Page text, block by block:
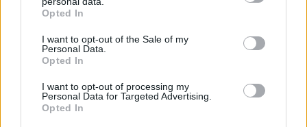
grant or deny consent to Google and its third-party tags to
use your data for below specified purposes in below Google
consent section.
Opted In
I want to opt-out of the Sale of my
Personal Data.
Opted In
I want to opt-out of processing my
Personal Data for Targeted Advertising.
Opted In